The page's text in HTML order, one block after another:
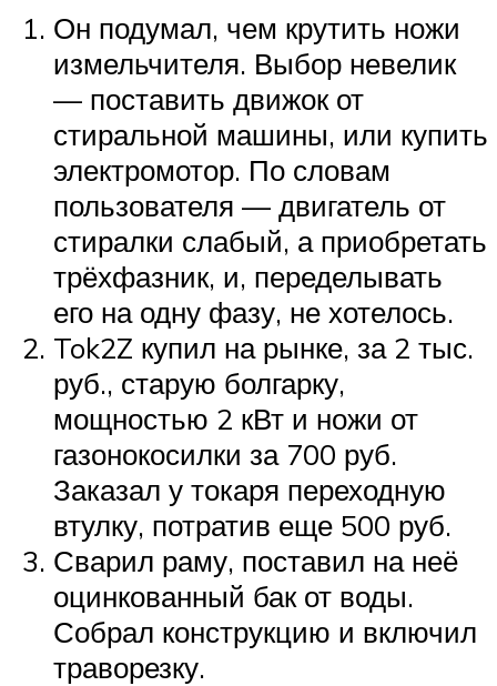
Он подумал, чем крутить ножи
измельчителя. Выбор невелик
— поставить движок от
стиральной машины, или купить
электромотор. По словам
пользователя — двигатель от
стиралки слабый, а приобретать
трёхфазник, и, переделывать
его на одну фазу, не хотелось.
Tok2Z купил на рынке, за 2 тыс.
руб., старую болгарку,
мощностью 2 кВт и ножи от
газонокосилки за 700 руб.
Заказал у токаря переходную
втулку, потратив еще 500 руб.
Сварил раму, поставил на неё
оцинкованный бак от воды.
Собрал конструкцию и включил
траворезку.